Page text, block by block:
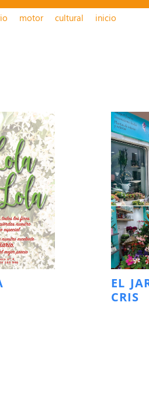
motor cultural inicio
EL
CRIS